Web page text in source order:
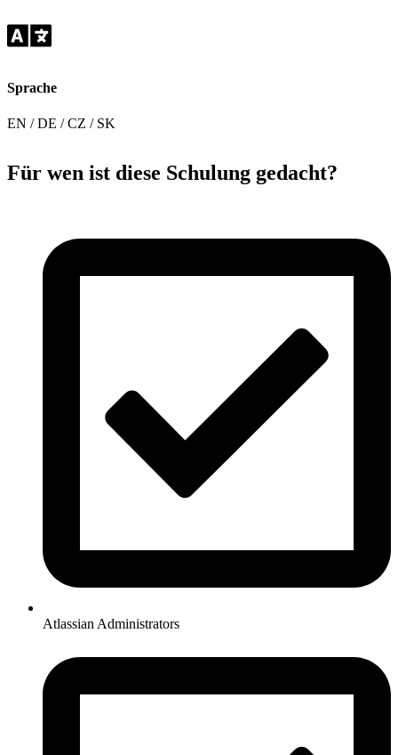
Sprache
EN / DE / CZ / SK
Für wen ist diese Schulung gedacht?
Atlassian Administrators